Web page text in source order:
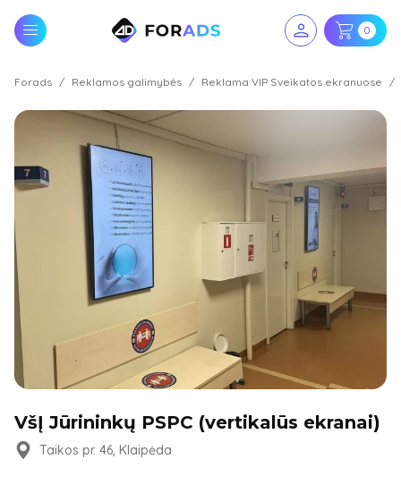
0
Forads Reklamos galimybės Reklama VIP Sveikatos ekranuose
VšĮ Jūrininkų PSPC (vertikalūs ekranai)
Taikos pr. 46, Klaipėda